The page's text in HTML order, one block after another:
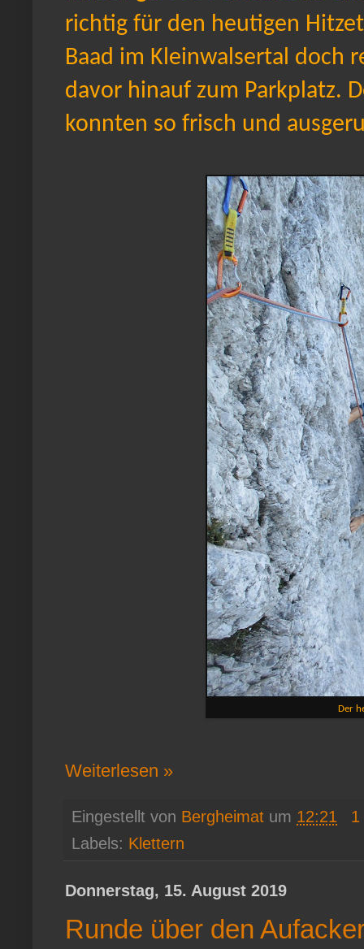
richtig für den heutigen
Baad im Kleinwalsertal doch
davor hinauf zum Parkplatz.
konnten so frisch und
Der
Weiterlesen »
Eingestellt von Bergheimat um 12:21
Labels: Klettern
Donnerstag, 15. August 2019
Runde über den